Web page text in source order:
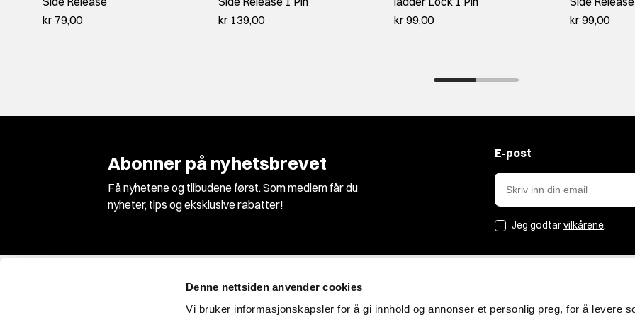
Denne nettsiden anvender cookies
Vi bruker informasjonskapsler for å gi innhold og annonser et personlig preg, for å levere
kr 79,00
kr 139,00
kr 99,00
kr 99,00
Abonner på nyhetsbrevet
Få nyhetene og tilbudene først. Som medlem får du
nyheter, tips og eksklusive rabatter!
E-post
Jeg godtarvilkårene.
Jakt&Friluft